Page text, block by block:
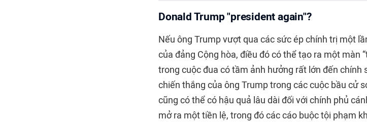
Donald Trump "president again"?
Nếu ông Trump vượt qua các sức ép chính trị một
của đảng Cộng hòa, điều đó có thể tạo ra một màn
trong cuộc đua có tầm ảnh hưởng rất lớn đến chính
chiến thắng của ông Trump trong các cuộc bầu cử
cũng có thể có hậu quả lâu dài đối với chính phủ
mở ra một tiền lệ, trong đó các cáo buộc tội phạm